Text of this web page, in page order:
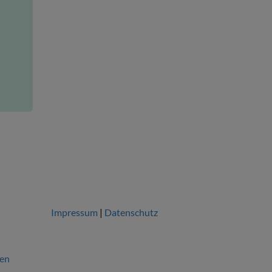
Impressum | Datenschutz